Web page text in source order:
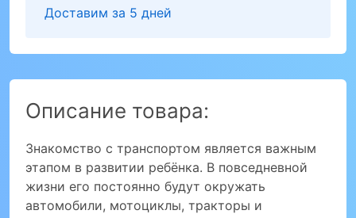
Доставим за 5 дней
Описание товара:
Знакомство с транспортом является важным
этапом в развитии ребёнка. В повседневной
жизни его постоянно будут окружать
автомобили, мотоциклы, тракторы и